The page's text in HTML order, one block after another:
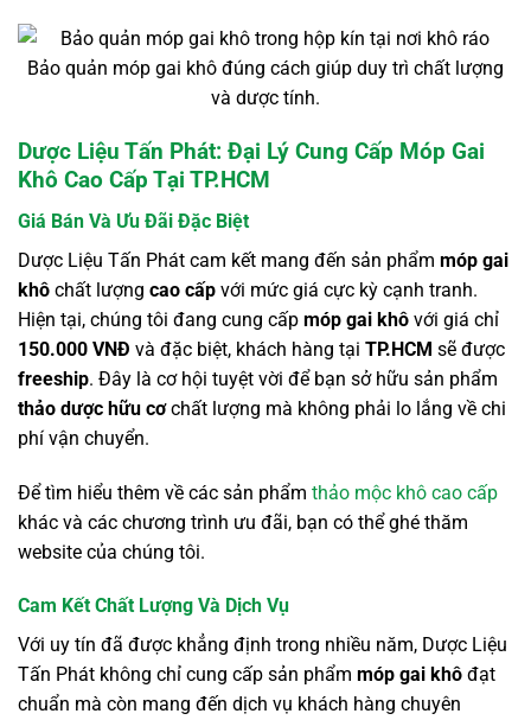
Bảo quản móp gai khô đúng cách giúp duy trì chất lượng
và dược tính.
Dược Liệu Tấn Phát: Đại Lý Cung Cấp Móp Gai
Khô Cao Cấp Tại TP.HCM
Giá Bán Và Ưu Đãi Đặc Biệt
Dược Liệu Tấn Phát cam kết mang đến sản phẩm móp gai
khô chất lượng cao cấp với mức giá cực kỳ cạnh tranh.
Hiện tại, chúng tôi đang cung cấp móp gai khô với giá chỉ
150.000 VNĐ và đặc biệt, khách hàng tại TP.HCM sẽ được
freeship. Đây là cơ hội tuyệt vời để bạn sở hữu sản phẩm
thảo dược hữu cơchất lượng mà không phải lo lắng về chi
phí vận chuyển.
Để tìm hiểu thêm về các sản phẩm thảo mộc khô cao cấp
khác và các chương trình ưu đãi, bạn có thể ghé thăm
website của chúng tôi.
Cam Kết Chất Lượng Và Dịch Vụ
Với uy tín đã được khẳng định trong nhiều năm, Dược Liệu
Tấn Phát không chỉ cung cấp sản phẩm móp gai khô đạt
chuẩn mà còn mang đến dịch vụ khách hàng chuyên